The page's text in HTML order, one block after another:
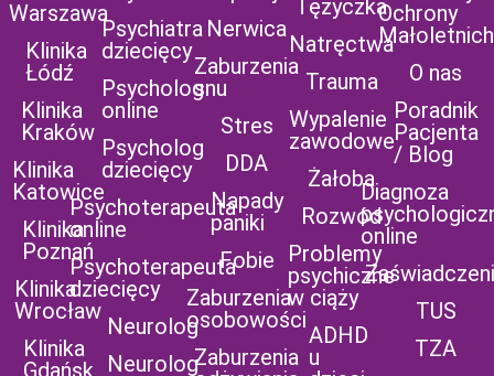
Warszawa
Klinika
Łódź
Klinika
Kraków
Klinika
Katowice
Klinika
Poznań
Klinika
Wrocław
Klinika
Gdańsk
Psychiatra
dziecięcy
Psycholog
online
Psycholog
dziecięcy
Psychoterapeuta
online
Psychoterapeuta
dziecięcy
Neurolog
Neurolog
Nerwica
Zaburzenia
snu
Stres
DDA
Napady
paniki
Fobie
Zaburzenia
osobowości
Zaburzenia
Tężyczka
Natręctwa
Trauma
Wypalenie
zawodowe
Żałoba
Rozwód
Problemy
psychiczne
w ciąży
ADHD
u
Ochrony
Małoletnich
O nas
Poradnik
Pacjenta
/ Blog
Diagnoza
online
TUS
TZA